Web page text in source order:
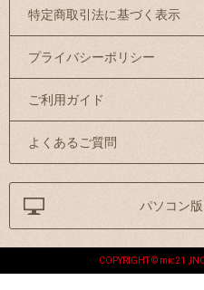
特定商取引法に基づく表示
プライバシーポリシー
ご利用ガイド
よくあるご質問
パソコン
COPYRIGHT © mic21